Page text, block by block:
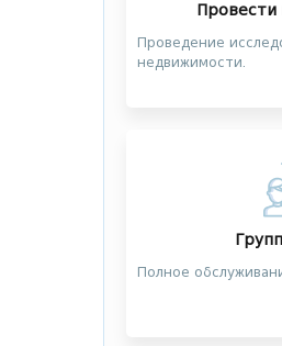
Провести
Проведение
недвижимости.
Полное